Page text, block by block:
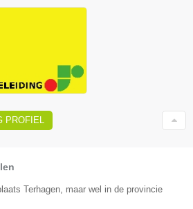
PROFIEL
Terhagen, maar wel in de provincie